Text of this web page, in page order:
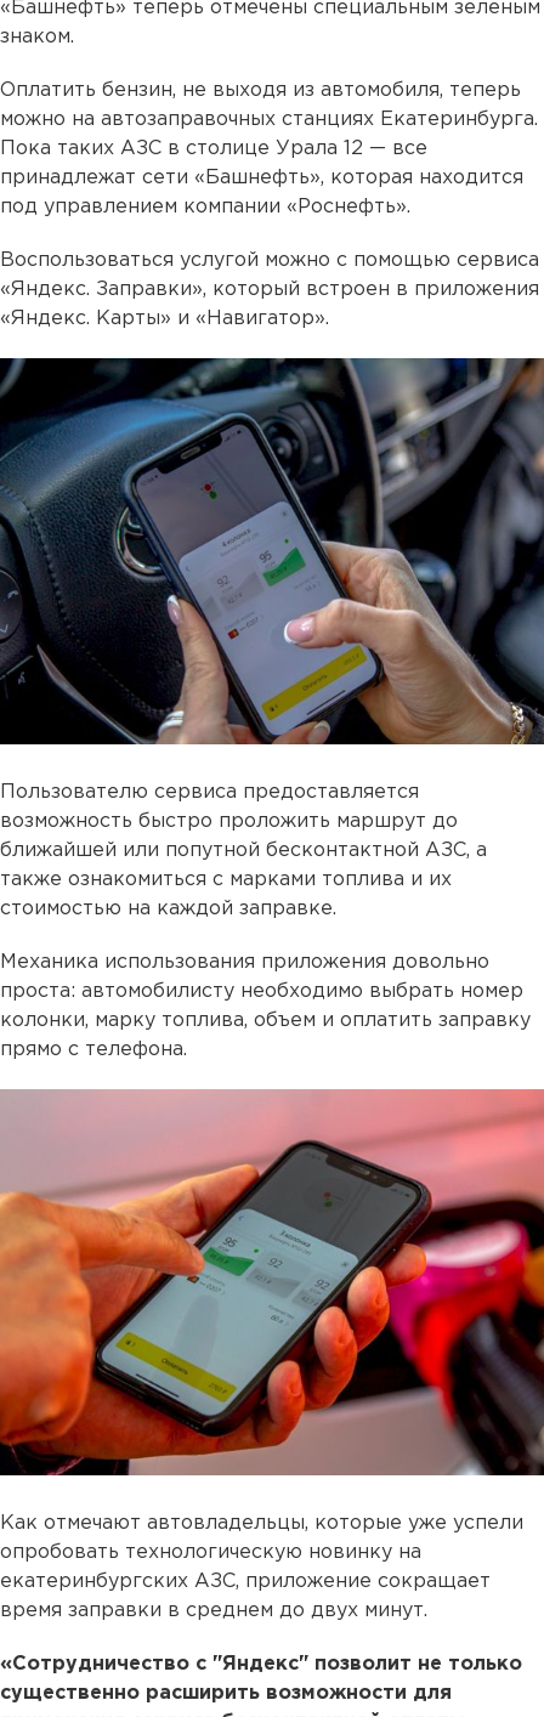
«Башнефть» теперь отмечены специальным зеленым
знаком.
Оплатить бензин, не выходя из автомобиля, теперь
можно на автозаправочных станциях Екатеринбурга.
Пока таких АЗС в столице Урала 12 — все
принадлежат сети «Башнефть», которая находится
под управлением компании «Роснефть».
Воспользоваться услугой можно с помощью сервиса
«Яндекс. Заправки», который встроен в приложения
«Яндекс. Карты» и «Навигатор».
Пользователю сервиса предоставляется
возможность быстро проложить маршрут до
ближайшей или попутной бесконтактной АЗС, а
также ознакомиться с марками топлива и их
стоимостью на каждой заправке.
Механика использования приложения довольно
проста: автомобилисту необходимо выбрать номер
колонки, марку топлива, объем и оплатить заправку
прямо с телефона.
Как отмечают автовладельцы, которые уже успели
опробовать технологическую новинку на
екатеринбургских АЗС, приложение сокращает
время заправки в среднем до двух минут.
«Сотрудничество с "Яндекс" позволит не только
существенно расширить возможности для